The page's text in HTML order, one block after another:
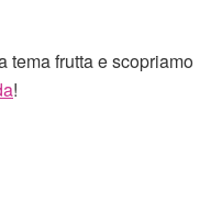
tema frutta e scopriamo
!